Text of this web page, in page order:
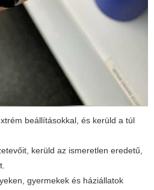
beállításokkal, és kerüld a túl
kerüld az ismeretlen eredetű,
gyermekek és háziállatok